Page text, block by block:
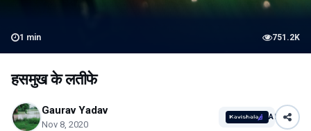
1 min 751.2K
हसमुख के लतीफे
Gaurav Yadav
Nov 8, 2020
AI